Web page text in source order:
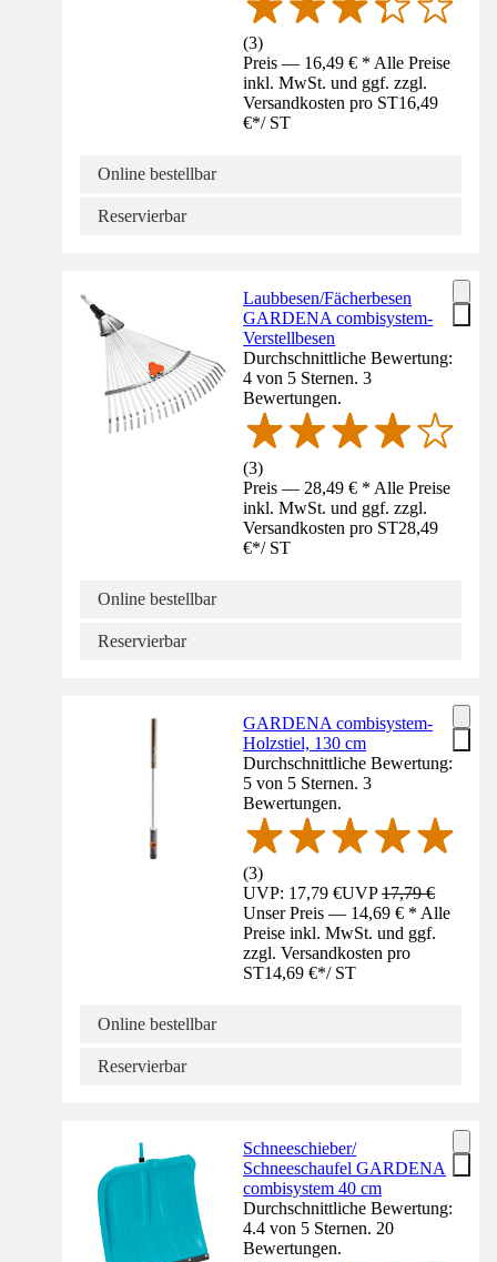
(3)
Preis — 16,49 € * Alle Preise
inkl. MwSt. und ggf. zzgl.
Versandkosten pro ST16,49
€*/ ST
Online bestellbar
Reservierbar
Laubbesen/Fächerbesen
GARDENA combisystem-
Verstellbesen
Durchschnittliche Bewertung:
4 von 5 Sternen. 3
Bewertungen.
(3)
Preis — 28,49 € * Alle Preise
inkl. MwSt. und ggf. zzgl.
Versandkosten pro ST28,49
€*/ ST
Online bestellbar
Reservierbar
GARDENA combisystem-
Holzstiel, 130 cm
Durchschnittliche Bewertung:
5 von 5 Sternen. 3
Bewertungen.
(3)
UVP: 17,79 €UVP17,79 €
Unser Preis — 14,69 € * Alle
Preise inkl. MwSt. und ggf.
zzgl. Versandkosten pro
ST14,69 €*/ ST
Online bestellbar
Reservierbar
Schneeschieber/
Schneeschaufel GARDENA
combisystem 40 cm
Durchschnittliche Bewertung:
4.4 von 5 Sternen. 20
Bewertungen.